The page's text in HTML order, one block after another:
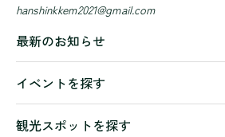
hanshinkkem2021@gmail.com
最新のお知らせ
イベントを探す
観光スポットを探す